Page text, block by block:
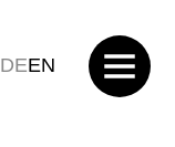
DEEN